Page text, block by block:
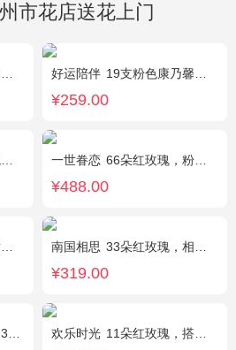
市花店送花上门
好运陪伴 19支粉色康乃馨，3支多头香水百合，搭配满天星、黄莺装饰。
¥259.00
一世眷恋 66朵红玫瑰，粉色石竹梅外围丰满围边，黑色丝带搭配
¥488.00
) 南国相思 33朵红玫瑰，相思梅丰满围边
¥319.00
熊。 欢乐时光 11朵红玫瑰，搭配适量红色石竹梅、叶上黄金间插。